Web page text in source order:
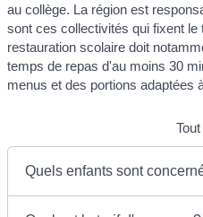
au collège. La région est
sont ces collectivités qui fixent le
restauration scolaire doit
temps de repas d'au moins 30
menus et des portions adaptées
Quels enfants sont